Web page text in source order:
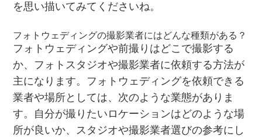
を思い描いてみてくださいね。
フォトウェディングの撮影業者にはどんな種類がある？
フォトウェディングや前撮りはどこで撮影する
か、フォトスタジオや撮影業者に依頼する方法が
主になります。フォトウェディングを依頼できる
業者や場所としては、次のような業態がありま
す。自分が撮りたいロケーションはどのような場
所が良いか、スタジオや撮影業者選びの参考にし